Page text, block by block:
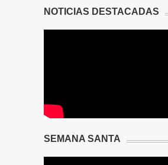
NOTICIAS DESTACADAS
SEMANA SANTA